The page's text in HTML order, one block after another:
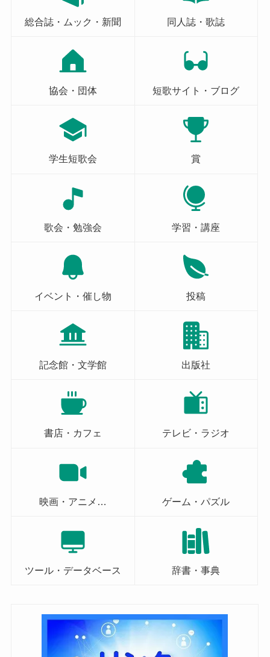
総合誌・ムック・新聞 同人誌・歌誌
協会・団体 短歌サイト・ブログ
学生短歌会 賞
歌会・勉強会 学習・講座
イベント・催し物 投稿
記念館・文学館 出版社
書店・カフェ テレビ・ラジオ
映画・アニメ… ゲーム・パズル
ツール・データベース 辞書・事典